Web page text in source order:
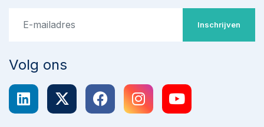
Inschrijven
Volg ons